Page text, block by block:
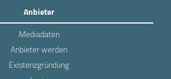
Anbieter
Mediadaten
Anbieter werden
Existenzgründung